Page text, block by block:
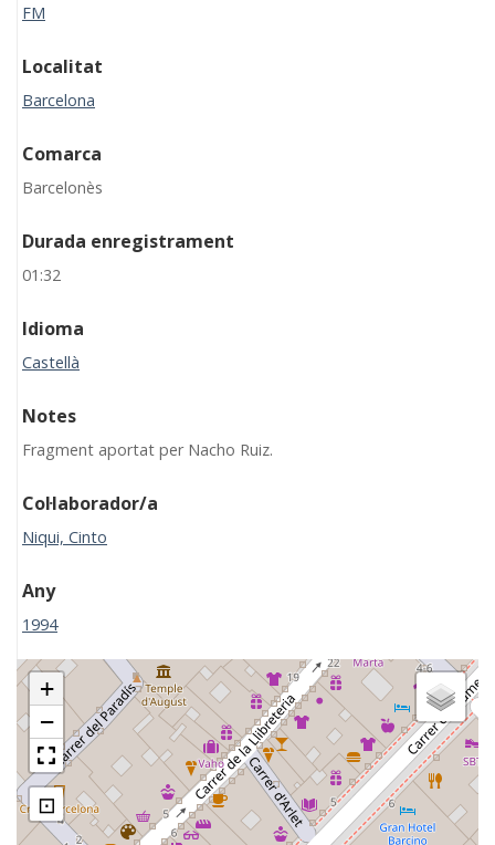
FM
Localitat
Barcelona
Comarca
Barcelonès
Durada enregistrament
01:32
Idioma
Castellà
Notes
Fragment aportat per Nacho Ruiz.
Col·laborador/a
Niqui, Cinto
Any
1994
+
−
⊡